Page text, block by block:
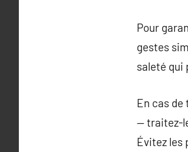
Pour
gestes
saleté qui
En cas
— traitez-
Évitez les